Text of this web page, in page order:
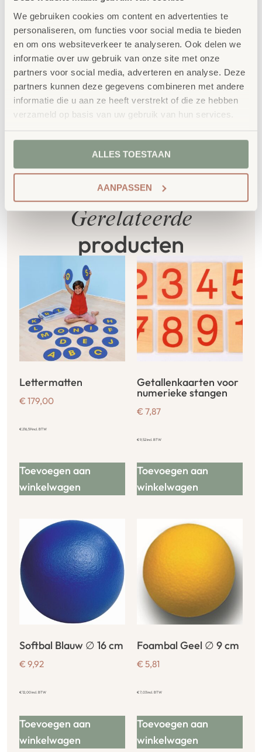
We gebruiken cookies om content en advertenties te
personaliseren, om functies voor social media te bieden
en om ons websiteverkeer te analyseren. Ook delen we
informatie over uw gebruik van onze site met onze
partners voor social media, adverteren en analyse. Deze
partners kunnen deze gegevens combineren met andere
informatie die u aan ze heeft verstrekt of die ze hebben
verzameld op basis van uw gebruik van hun services.
ALLES TOESTAAN
AANPASSEN
producten, waaronder onzeOneWood-lijn
100% FSC -gecertificeerd Scandinavisch hout.
Daarnaast zelfs voorzien van het
milieukeurmerkEU-Ecolabel.
Extra informatie
SKU 41609
Gerelateerde
producten
Lettermatten
€ 179,00
€216,59incl. BTW
Toevoegen aan
winkelwagen
Getallenkaarten voor
numerieke stangen
€ 7,87
€9,52incl. BTW
Toevoegen aan
winkelwagen
Softbal Blauw ∅ 16 cm
€ 9,92
€12,00incl. BTW
Toevoegen aan
winkelwagen
Foambal Geel ∅ 9 cm
€ 5,81
€7,03incl. BTW
Toevoegen aan
winkelwagen